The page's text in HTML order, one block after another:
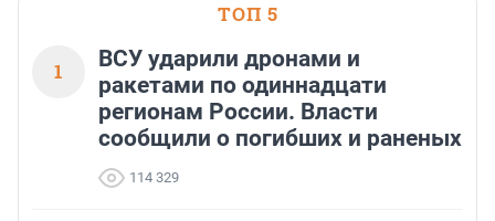
ТОП 5
1
ВСУ ударили дронами и
ракетами по одиннадцати
регионам России. Власти
сообщили о погибших и раненых
114 329